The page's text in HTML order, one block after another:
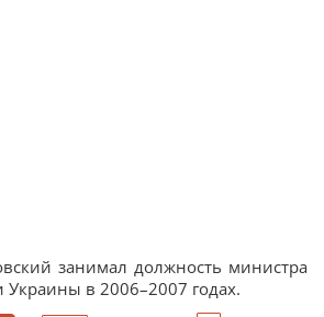
занимал должность министра
Украины в 2006–2007 годах.